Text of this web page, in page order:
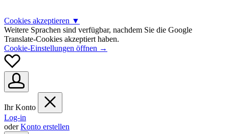
Cookies akzeptieren ▼
Weitere Sprachen sind verfügbar, nachdem Sie die Google
Translate-Cookies akzeptiert haben.
Cookie-Einstellungen öffnen →
Ihr Konto
Log-in
oderKonto erstellen